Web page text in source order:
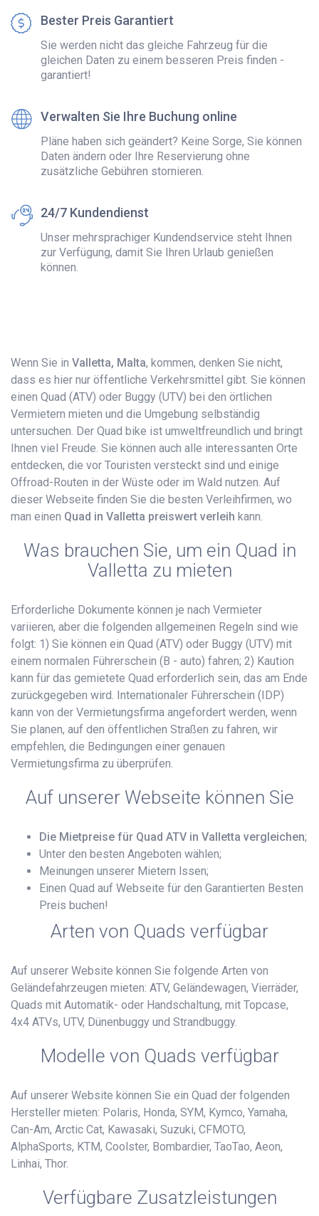
Bester Preis Garantiert
Sie werden nicht das gleiche Fahrzeug für die
gleichen Daten zu einem besseren Preis finden -
garantiert!
Verwalten Sie Ihre Buchung online
Pläne haben sich geändert? Keine Sorge, Sie können
Daten ändern oder Ihre Reservierung ohne
zusätzliche Gebühren stornieren.
24/7 Kundendienst
Unser mehrsprachiger Kundendservice steht Ihnen
zur Verfügung, damit Sie Ihren Urlaub genießen
können.
Wenn Sie in Valletta, Malta, kommen, denken Sie nicht,
dass es hier nur öffentliche Verkehrsmittel gibt. Sie können
einen Quad (ATV) oder Buggy (UTV) bei den örtlichen
Vermietern mieten und die Umgebung selbständig
untersuchen. Der Quad bike ist umweltfreundlich und bringt
Ihnen viel Freude. Sie können auch alle interessanten Orte
entdecken, die vor Touristen versteckt sind und einige
Offroad-Routen in der Wüste oder im Wald nutzen. Auf
dieser Webseite finden Sie die besten Verleihfirmen, wo
man einen Quad in Valletta preiswert verleih kann.
Was brauchen Sie, um ein Quad in
Valletta zu mieten
Erforderliche Dokumente können je nach Vermieter
variieren, aber die folgenden allgemeinen Regeln sind wie
folgt: 1) Sie können ein Quad (ATV) oder Buggy (UTV) mit
einem normalen Führerschein (B - auto) fahren; 2) Kaution
kann für das gemietete Quad erforderlich sein, das am Ende
zurückgegeben wird. Internationaler Führerschein (IDP)
kann von der Vermietungsfirma angefordert werden, wenn
Sie planen, auf den öffentlichen Straßen zu fahren, wir
empfehlen, die Bedingungen einer genauen
Vermietungsfirma zu überprüfen.
Auf unserer Webseite können Sie
Die Mietpreise für Quad ATV in Valletta vergleichen;
Unter den besten Angeboten wählen;
Meinungen unserer Mietern lssen;
Einen Quad auf Webseite für den Garantierten Besten
Preis buchen!
Arten von Quads verfügbar
Auf unserer Website können Sie folgende Arten von
Geländefahrzeugen mieten: ATV, Geländewagen, Vierräder,
Quads mit Automatik- oder Handschaltung, mit Topcase,
4x4 ATVs, UTV, Dünenbuggy und Strandbuggy.
Modelle von Quads verfügbar
Auf unserer Website können Sie ein Quad der folgenden
Hersteller mieten: Polaris, Honda, SYM, Kymco, Yamaha,
Can-Am, Arctic Cat, Kawasaki, Suzuki, CFMOTO,
AlphaSports, KTM, Coolster, Bombardier, TaoTao, Aeon,
Linhai, Thor.
Verfügbare Zusatzleistungen